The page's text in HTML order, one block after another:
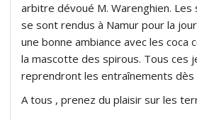
arbitre dévoué M. Warenghien.
se sont rendus à Namur pour la
une bonne ambiance avec les coca
la mascotte des spirous. Tous ces
reprendront les entraînements dès
A tous , prenez du plaisir sur les